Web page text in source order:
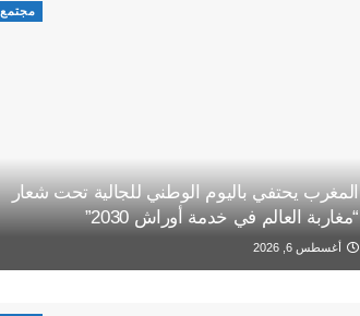
مجتمع
المغرب يحتفي باليوم الوطني للجالية تحت شعار
“مغاربة العالم في خدمة أوراش 2030”
أغسطس 6, 2026